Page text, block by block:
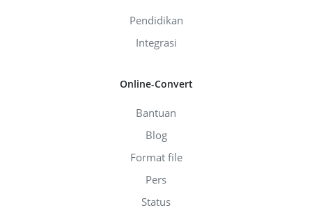
Pendidikan
Integrasi
Online-Convert
Bantuan
Blog
Format file
Pers
Status